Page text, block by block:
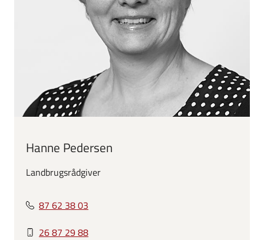
Hanne Pedersen
Landbrugsrådgiver
87 62 38 03
26 87 29 88